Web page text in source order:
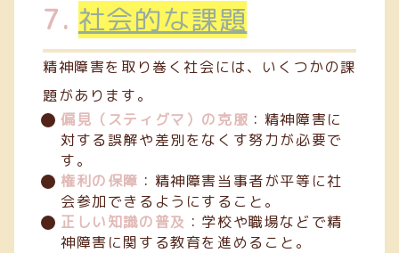
7. 社会的な課題
精神障害を取り巻く社会には、いくつかの課
題があります。
偏見（スティグマ）の克服 ：精神障害に
対する誤解や差別をなくす努力が必要で
す。
権利の保障 ：精神障害当事者が平等に社
会参加できるようにすること。
正しい知識の普及 ：学校や職場などで精
神障害に関する教育を進めること。